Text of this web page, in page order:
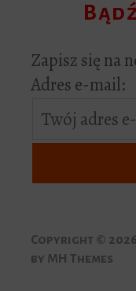
Zapisz się na
Adres e-mail:
Copyright ©
by MH Themes